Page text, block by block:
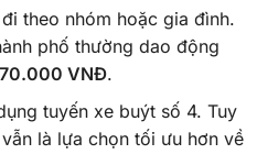
theo nhóm hoặc gia đình.
phố thường dao động
VNĐ.
tuyến xe buýt số 4. Tuy
là lựa chọn tối ưu hơn về